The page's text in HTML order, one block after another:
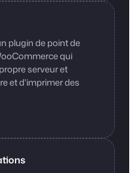
plugin de point de
qui
serveur et
et d'imprimer des